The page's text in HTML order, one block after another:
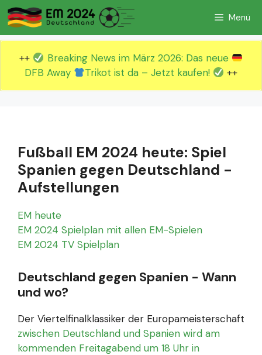
Zum
Inhalt
springen
Menü
++
Breaking News im März 2026: Das neue
DFB Away
Trikot ist da – Jetzt kaufen! ++
Fußball EM 2024 heute: Spiel
Spanien gegen Deutschland -
Aufstellungen
EM heute
EM 2024 Spielplan mit allen EM-Spielen
EM 2024 TV Spielplan
Deutschland gegen Spanien - Wann
und wo?
Der Viertelfinalklassiker der Europameisterschaft
zwischen Deutschland und Spanien wird am
kommenden Freitagabend um 18 Uhr in